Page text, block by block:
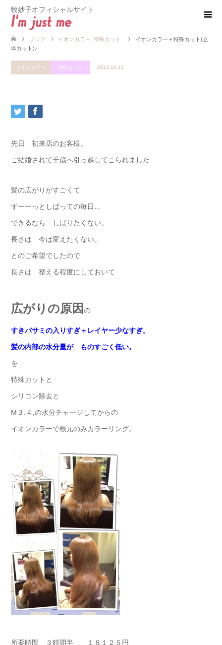
牧妙子オフィシャルサイト
ブログ イオンカラー 特殊カット
イオンカラー＋特殊カット(立
体カット)♪
イオンカラー 特殊カット 2013.10.12
先日 初来店のお客様。
ご結婚されて千歳へ引っ越してこられました
髪の広がりがすごくて
ずーーっとしばっての毎日…
できるなら しばりたくない。
長さは 今は変えたくない。
とのご希望でしたので
長さは 整える程度にしておいて
広がりの原因 の
すきバサミの入りすぎ＋レイヤー少なすぎ。
髪の内部の水分量が ものすごく低い。
を
特殊カットと
シリコン除去と
М３.４,の水分チャージしてからの
イオンカラーで根元のみカラーリング。
所要時間 ３時間半 １８１２５円